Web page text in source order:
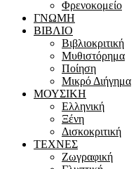
Φρενοκομείο
ΓΝΩΜΗ
ΒΙΒΛΙΟ
Βιβλιοκριτική
Μυθιστόρημα
Ποίηση
Μικρό Διήγημα
ΜΟΥΣΙΚΗ
Ελληνική
Ξένη
Δισκοκριτική
ΤΕΧΝΕΣ
Ζωγραφική